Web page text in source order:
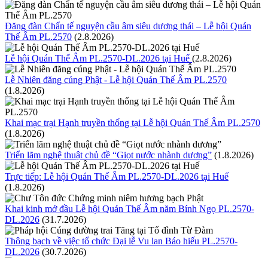
Đăng đàn Chẩn tế nguyện cầu âm siêu dương thái – Lễ hội Quán
Thế Âm PL.2570 (2.8.2026)
Lễ hội Quán Thế Âm PL.2570-DL.2026 tại Huế (2.8.2026)
Lễ Nhiên đăng cúng Phật - Lễ hội Quán Thế Âm PL.2570
(1.8.2026)
Khai mạc trại Hạnh truyền thống tại Lễ hội Quán Thế Âm PL.2570
(1.8.2026)
Triển lãm nghệ thuật chủ đề “Giọt nước nhành dương” (1.8.2026)
Trực tiếp: Lễ hội Quán Thế Âm PL.2570-DL.2026 tại Huế
(1.8.2026)
Khai kinh mở đầu Lễ hội Quán Thế Âm năm Bính Ngọ PL.2570-
DL.2026 (31.7.2026)
Thông bạch về việc tổ chức Đại lễ Vu lan Báo hiếu PL.2570-
DL.2026 (30.7.2026)